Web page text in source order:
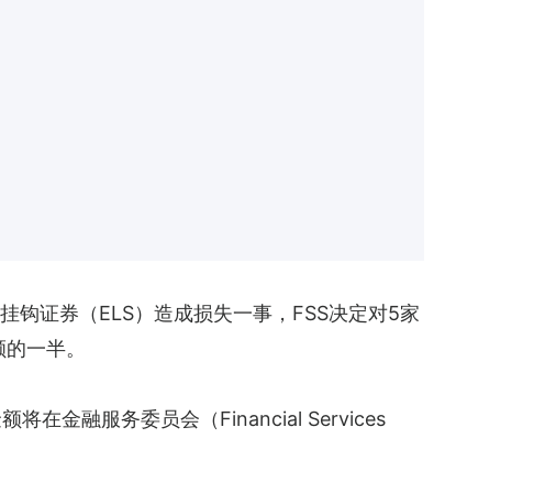
钩证券（ELS）造成损失一事，FSS决定对5家
一半。
将在金融服务委员会（Financial Services